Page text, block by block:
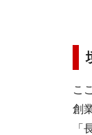
こ
創
「